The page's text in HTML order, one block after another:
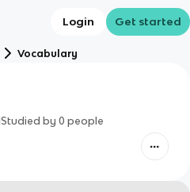
Login Get started
Vocabulary
Studied by 0 people